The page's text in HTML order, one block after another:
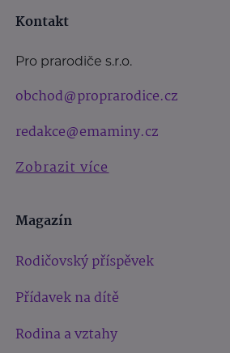
Kontakt
Pro prarodiče s.r.o.
obchod@proprarodice.cz
redakce@emaminy.cz
Zobrazit více
Magazín
Rodičovský příspěvek
Přídavek na dítě
Rodina a vztahy